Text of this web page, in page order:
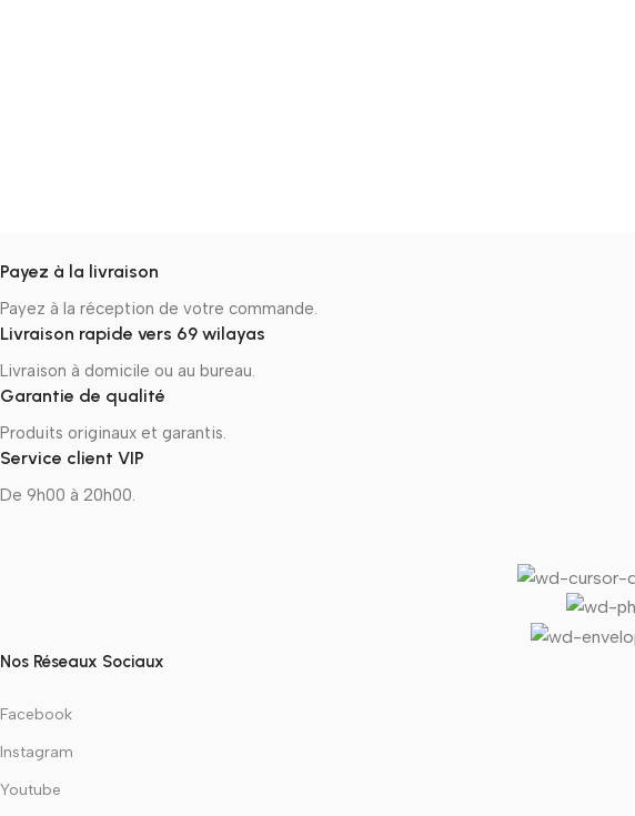
Payez à la livraison
Payez à la réception de votre commande.
Livraison rapide vers 69 wilayas
Livraison à domicile ou au bureau.
Garantie de qualité
Produits originaux et garantis.
Service client VIP
De 9h00 à 20h00.
Nos Réseaux Sociaux
Facebook
Instagram
Youtube